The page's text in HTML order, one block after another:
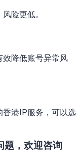
险更低。
降低账号异常风
香港IP服务，可以选
题，欢迎咨询